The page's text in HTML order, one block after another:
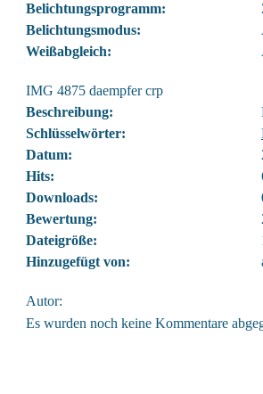
Belichtungsprogramm:
Belichtungsmodus:
Weißabgleich:
IMG 4875 daempfer crp
Beschreibung:
Schlüsselwörter:
Datum:
Hits:
Downloads:
Bewertung:
Dateigröße:
Hinzugefügt von:
Autor:
Es wurden noch keine Kommentare